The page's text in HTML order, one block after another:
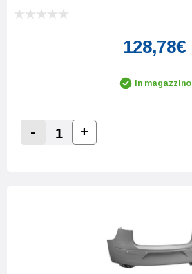
128,78€
In magazzino
Decrease Quantity:
-
Increase Quantity:
+